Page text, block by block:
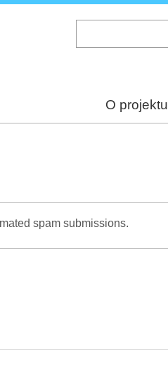
O projektu
spam submissions.